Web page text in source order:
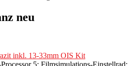
neu
inkl. 13-33mm OIS Kit
5; Filmsimulations-Einstellrad;